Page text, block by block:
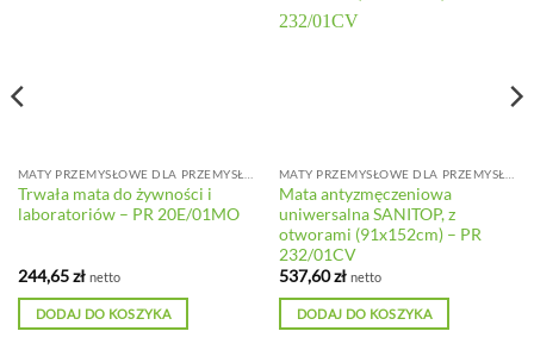
Trwała mata do żywności i
laboratoriów – PR 20E/01MO
244,65zł netto
DODAJ DO KOSZYKA
Mata antyzmęczeniowa
uniwersalna SANITOP, z
otworami (91x152cm) – PR
232/01CV
537,60zł netto
DODAJ DO KOSZYKA